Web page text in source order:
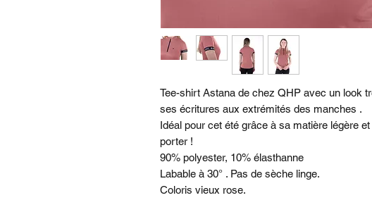
Tee-shirt Astana de chez QHP avec un look
ses écritures aux extrémités des manches .
Idéal pour cet été grâce à sa matière légère
porter !
90% polyester, 10% élasthanne
Labable à 30° . Pas de sèche linge.
Coloris vieux rose.